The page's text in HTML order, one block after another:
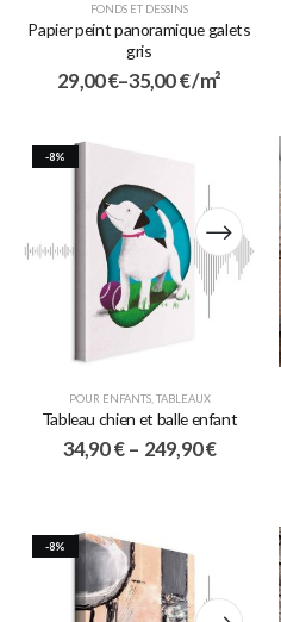
FONDS ET DESSINS
Papier peint panoramique galets
gris
29,00€–35,00€/ m²
-8%
POUR ENFANTS,TABLEAUX
Tableau chien et balle enfant
34,90€ – 249,90€
-8%